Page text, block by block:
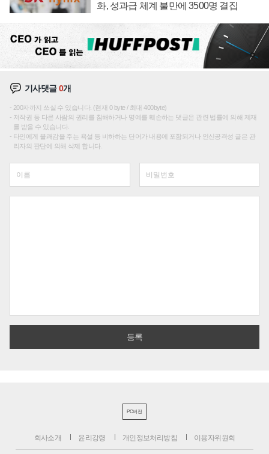
화, 성과급 체계 불만에 3500명 결집
기사댓글0개
200자까지 쓰실 수 있습니다. (현재 0 byte / 최대 400byte)
저작권 등 다른 사람의 권리를 침해하거나 명예를 훼손하는 댓글은 관련 법률에 의해 제재
를 받을 수 있습니다.
타인에게 불쾌감을 주는 욕설 등 비하하는 단어가 내용에 포함되거나 인신공격성 글은 관
리자의 판단에 의해 삭제 합니다.
PC버전
회사소개 윤리강령 개인정보처리방침 이용자위원회